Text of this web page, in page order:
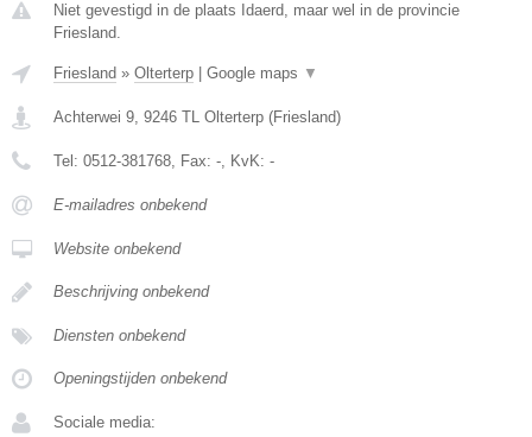
Niet gevestigd in de plaats Idaerd, maar wel in de provincie
Friesland.
Friesland » Olterterp Google maps ▼
Achterwei 9, 9246 TL Olterterp (Friesland)
Tel: 0512-381768, Fax: -, KvK: -
E-mailadres onbekend
Website onbekend
Beschrijving onbekend
Diensten onbekend
Openingstijden onbekend
Sociale media: